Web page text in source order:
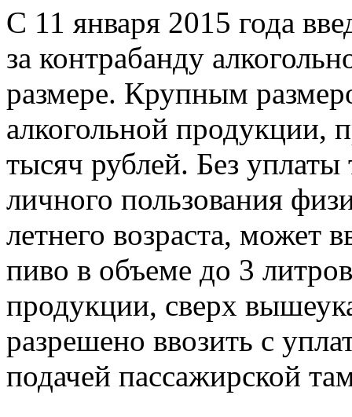
С 11 января 2015 года
за контрабанду
размере. Крупным
алкогольной продукции,
тысяч рублей. Без
личного пользования
летнего возраста, может
пиво в объеме до 3
продукции, сверх
разрешено ввозить с
подачей пассажирской